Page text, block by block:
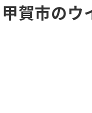
賀市のウ